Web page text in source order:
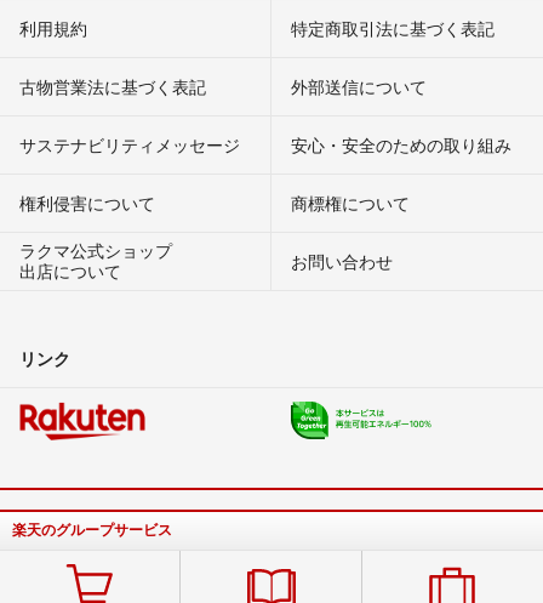
利用規約 特定商取引法に基づく表記
古物営業法に基づく表記 外部送信について
サステナビリティメッセージ 安心・安全のための取り組み
権利侵害について
商標権について
ラクマ公式ショップ
出店について
お問い合わせ
リンク
楽天のグループサービス